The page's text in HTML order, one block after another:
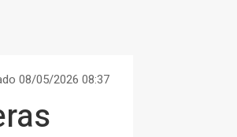
08/05/2026 08:37